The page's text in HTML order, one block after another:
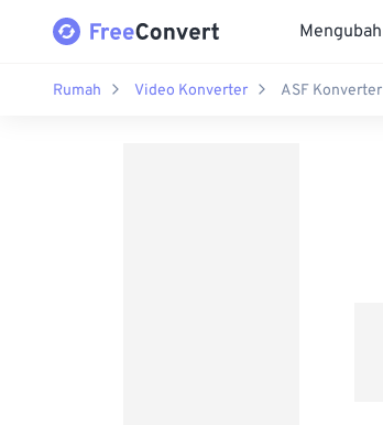
Mengubah
Rumah Video Konverter ASF Konverter